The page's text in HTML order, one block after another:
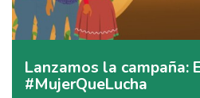
Lanzamos la campaña:
#MujerQueLucha